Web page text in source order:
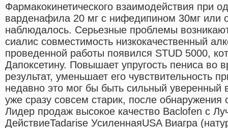
Фармакокинетического взаимодействия при
варденафила 20 мг с нифедипином 30мг или
наблюдалось. Серьезные проблемы
сиалис совместимость низкокачественный
проведенной работы появился STUD 5000,
Дапоксетину. Повышает упругость пениса во
результат, уменьшает его чувствительность
недавно это мог бы быть сильный уверенный
уже сразу совсем старик, после обнаружения
Лидер продаж высокое качество Baclofen с
ДействиеTadarise УсиленнаяUSA Виагра